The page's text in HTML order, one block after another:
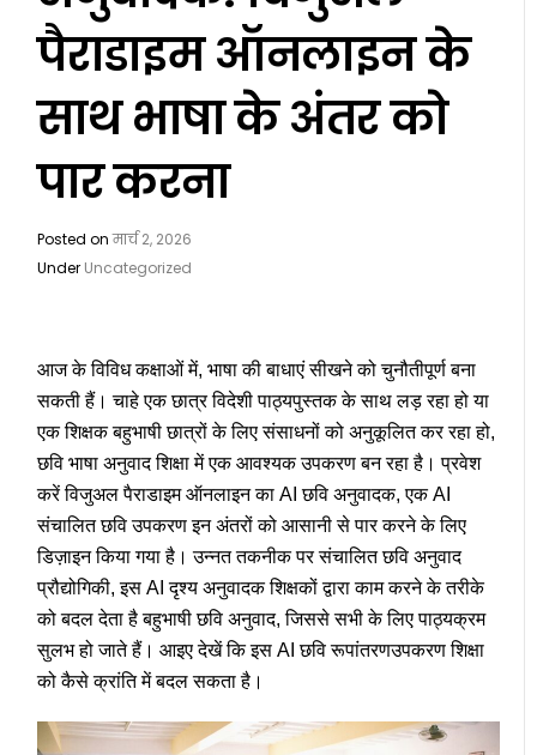
पैराडाइम ऑनलाइन के
साथ भाषा के अंतर को
पार करना
Posted onमार्च 2, 2026
Under Uncategorized
आज के विविध कक्षाओं में, भाषा की बाधाएं सीखने को चुनौतीपूर्ण बना
सकती हैं। चाहे एक छात्र विदेशी पाठ्यपुस्तक के साथ लड़ रहा हो या
एक शिक्षक बहुभाषी छात्रों के लिए संसाधनों को अनुकूलित कर रहा हो,
छवि भाषा अनुवादशिक्षा में एक आवश्यक उपकरण बन रहा है। प्रवेश
करेंविजुअल पैराडाइम ऑनलाइन का AI छवि अनुवादक, एकAI
संचालित छवि उपकरणइन अंतरों को आसानी से पार करने के लिए
डिज़ाइन किया गया है। उन्नत तकनीक पर संचालितछवि अनुवाद
प्रौद्योगिकी, इसAI दृश्य अनुवादकशिक्षकों द्वारा काम करने के तरीके
को बदल देता हैबहुभाषी छवि अनुवाद, जिससे सभी के लिए पाठ्यक्रम
सुलभ हो जाते हैं। आइए देखें कि इसAI छवि रूपांतरणउपकरण शिक्षा
को कैसे क्रांति में बदल सकता है।